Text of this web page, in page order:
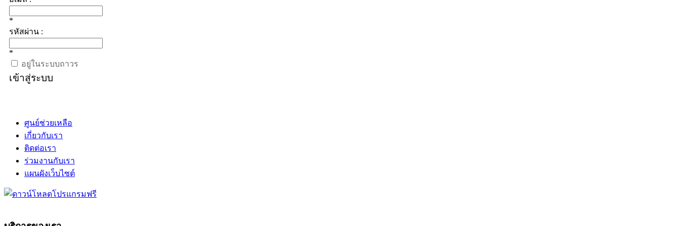
*
รหัสผ่าน :
*
อยู่ในระบบถาวร
เข้าสู่ระบบ
ศูนย์ช่วยเหลือ
เกี่ยวกับเรา
ติดต่อเรา
ร่วมงานกับเรา
แผนผังเว็บไซต์